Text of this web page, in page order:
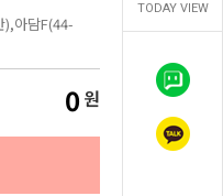
TODAY VIEW
아담F(44-
0 원